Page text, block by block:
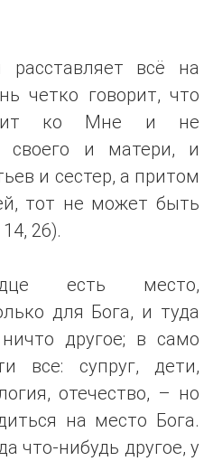
всё на
четко говорит, что
ко Мне и не
своего и матери, и
и сестер, а притом
тот не может быть
26).
есть место,
для Бога, и туда
другое; в само
все: супруг, дети,
отечество, – но
на место Бога.
что-нибудь другое, у